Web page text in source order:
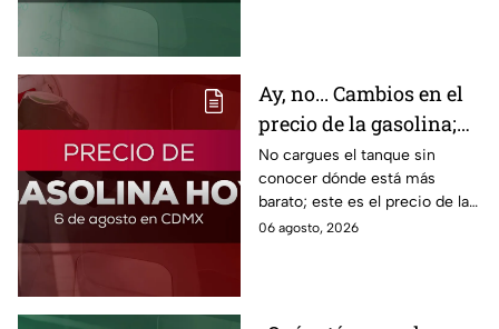
Ay, no... Cambios en el
precio de la gasolina;
así quedó HOY
No cargues el tanque sin
conocer dónde está más
barato; este es el precio de la
gasolina para hoy jueves 6 de
06 agosto, 2026